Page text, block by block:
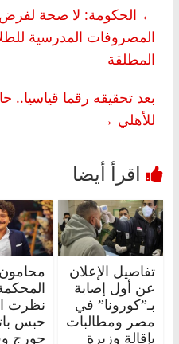
← الحكومة: لا صحة
المصروفات المدرسية
المطلقة
بعد تحقيقه رقما قياسيا..
للأهلي →
تفاصيل الإعلان
عن أول إصابة
بـ”كورونا” في
مصر ومطالبات
بإقالة وزيرة
نظرت
حبس
جورج